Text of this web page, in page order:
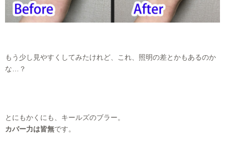
もう少し見やすくしてみたけれど、これ、照明の差とかもあるのか
な…？
とにもかくにも、キールズのブラー。
カバー力は皆無です。